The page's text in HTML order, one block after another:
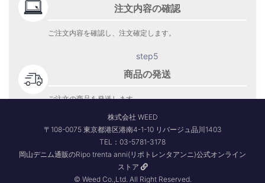
注文内容の確認
ご注文内容を確認し、注文確定します。
step5
商品の発送
ご注文の商品を発送します。
株式会社 WEED
〒108-0075 東京都港区港南4-1-10 リバージュ品川1403
TEL：03-5781-3178
岡山デニム通販のRipo trenta anni(リポトレンタアンニ)公式オンライン
ストア
© Weed Co.,Ltd. All Right Reserved.